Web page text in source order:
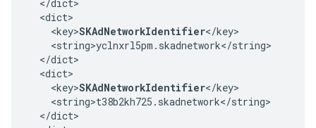
  </dict>
  <dict>
    <key>
SKAdNetworkIdentifier</key>
    <string>yclnxrl5pm.skadnetwork</string>
  </dict>
  <dict>
    <key>
SKAdNetworkIdentifier</key>
    <string>t38b2kh725.skadnetwork</string>
  </dict>